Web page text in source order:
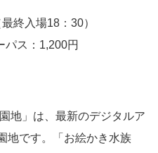
終入場18：30）
ス：1,200円
地」は、最新のデジタルア
地です。「お絵かき水族